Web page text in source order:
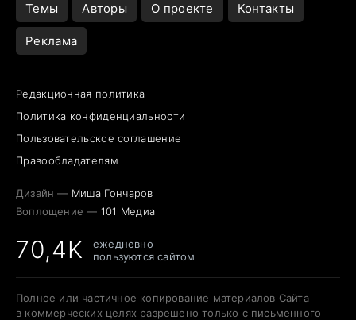
Темы Авторы О проекте Контакты
Реклама
Редакционная политика
Политика конфиденциальности
Пользовательское соглашение
Правообладателям
Дизайн — Миша Гончаров
Воплощение — 101 Медиа
70,4K
ежедневно
пользуются сайтом
Полное или частичное копирование материалов Сайта
в коммерческих целях разрешено только с письменного